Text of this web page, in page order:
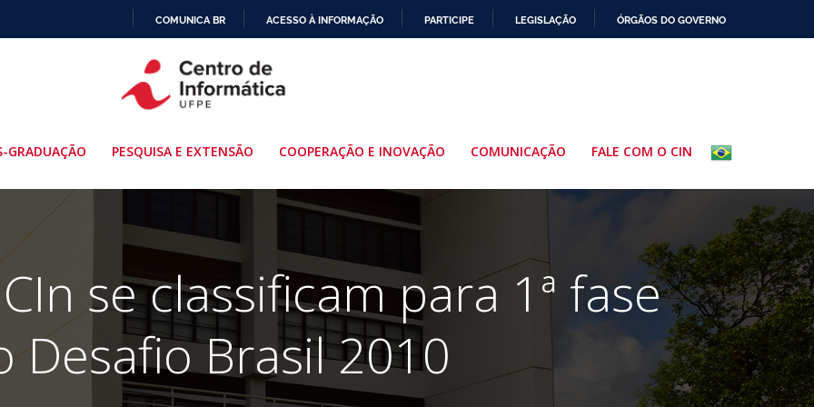
PARA
O
COMUNICA BR ACESSO À INFORMAÇÃO PARTICIPE LEGISLAÇÃO ÓRGÃOS DO GOVERNO
GRADUAÇÃO PESQUISA E EXTENSÃO COOPERAÇÃO E INOVAÇÃO COMUNICAÇÃO FALE COM O CIN
se classificam para 1ª fase
Desafio Brasil 2010